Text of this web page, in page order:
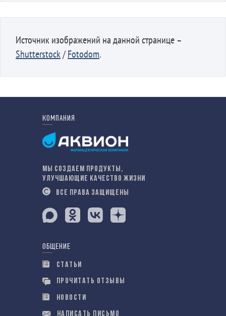
Источник изображений на данной странице –
Shutterstock/Fotodom.
КОМПАНИЯ
МЫ СОЗДАЕМ ПРОДУКТЫ,
УЛУЧШАЮЩИЕ КАЧЕСТВО ЖИЗНИ
ВСЕ ПРАВА ЗАЩИЩЕНЫ
ОБЩЕНИЕ
СТАТЬИ
ПРОЧИТАТЬ ОТЗЫВЫ
НОВОСТИ
НАПИСАТЬ ПИСЬМО